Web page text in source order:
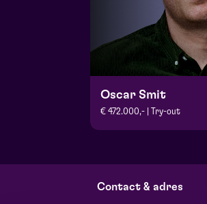
Oscar Smit
€ 472.000,- | Try-out
vr 16 oktober 2026 | 20:15
Contact & adres